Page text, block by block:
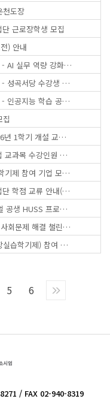
천도장
근로장학생 모집
) 안내
HUSS 학습공동체 참가자 모집 (국민대 주관) - AI 실무 역량 강화 온라인 학습공동체
HUSS 학습공동체 참가자 모집 (국민대 주관) - 성곡서당 수강생 모집
HUSS 학습공동체 참가자 모집 (국민대 주관) - 인공지능 학습 공동체
글로벌지속가능융합학과 마이크로디그리별 26년 1학기 개설 교과목 안내
2026학년도 1학기 인문사회융합인재양성사업 교과목 수강인원 모집
[교원 안내] 2026학년도 1학기 표준현장실습학기제 참여 기업 모집: 섭외 요청(~2/6(금)까지)
2026학년도 1학기 인문사회융합인재양성사업단 학점 교류 안내(국민대)
[마감](**기한 연장/~2.1(일)까지)제2회 글로벌 공생 HUSS 프로그램 수기ㆍ숏폼 공모전
캘리포니아 주립대학 학생들와 함께하는 지역사회문제 해결 챌린지 워크숍 안내
2025학년도 동계방학 단기 현장실습(표준현장실습학기제) 참여 안내
5 6
/ FAX 02-940-8319